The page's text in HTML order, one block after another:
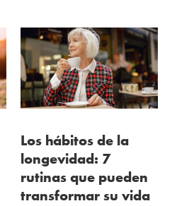
Los hábitos de la
longevidad: 7
rutinas que pueden
transformar su vida